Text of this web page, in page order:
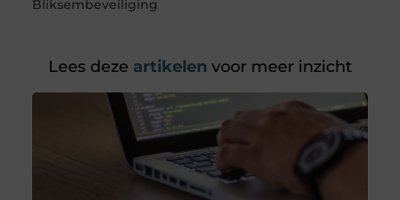
Bliksembeveiliging
Lees deze artikelen voor meer inzicht